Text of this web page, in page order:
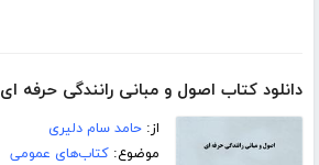
دانلود کتاب اصول و مبانی رانندگی حرفه ای
از:حامد سام دلیری
موضوع:کتاب‌های عمومی